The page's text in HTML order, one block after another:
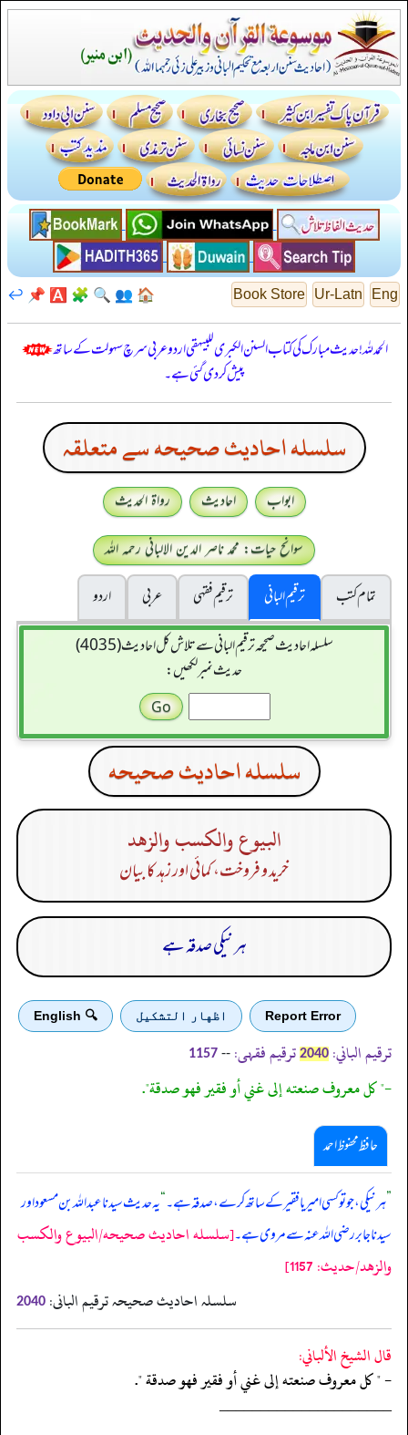
Eng
Ur-Latn
Book Store
🏠
👥
🔍
🧩
🅰️
📌
↩️
الحمدللہ! حدیث مبارک کی کتاب السنن الكبرى للبيهقي اردو عربی سرچ سہولت کے ساتھ
پیش کر دی گئی ہے۔
سلسله احاديث صحيحه سے متعلقہ
ابواب احادیث
رواۃ الحدیث
سوانح حیات: محمد ناصر الدین الالبانی رحمہ اللہ
تمام کتب
ترقیم البانی ترقيم فقہی عربی
اردو
سلسله احاديث صحيحه ترقیم البانی سے تلاش کل احادیث (4035)
حدیث نمبر لکھیں:
سلسله احاديث صحيحه
البيوع والكسب والزهد
خرید و فروخت، کمائی اور زہد کا بیان
ہر نیکی صدقہ ہے
Report Error اظهار التشكيل 🔍 English
ترقیم الباني: 2040 ترقیم فقہی: --
1157
-" كل معروف صنعته إلى غني أو فقير فهو صدقة".
حافظ محفوظ احمد
”ہر نیکی، جو تو کسی امیر یا فقیر کے ساتھ کرے، صدقہ ہے۔“یہ حدیث سیدنا عبداللہ بن مسعود اور
سیدنا جابر رضی اللہ عنہ سے مروی ہے۔[سلسله احاديث صحيحه/البيوع والكسب
والزهد/حدیث: 1157]
سلسلہ احادیث صحیحہ ترقیم البانی: 2040
قال الشيخ الألباني:
- " كل معروف صنعته إلى غني أو فقير فهو صدقة ".
‏‏‏‏_____________________